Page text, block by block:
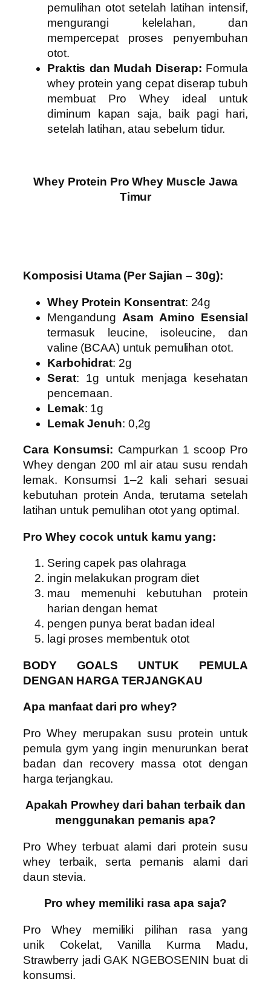
pemulihan otot setelah latihan intensif,
mengurangi kelelahan, dan
mempercepat proses penyembuhan
otot.
Praktis dan Mudah Diserap: Formula
whey protein yang cepat diserap tubuh
membuat Pro Whey ideal untuk
diminum kapan saja, baik pagi hari,
setelah latihan, atau sebelum tidur.
Whey Protein Pro Whey Muscle Jawa
Timur
Komposisi Utama (Per Sajian – 30g):
Whey Protein Konsentrat: 24g
Mengandung Asam Amino Esensial
termasuk leucine, isoleucine, dan
valine (BCAA) untuk pemulihan otot.
Karbohidrat: 2g
Serat: 1g untuk menjaga kesehatan
pencernaan.
Lemak: 1g
Lemak Jenuh: 0,2g
Cara Konsumsi: Campurkan 1 scoop Pro
Whey dengan 200 ml air atau susu rendah
lemak. Konsumsi 1–2 kali sehari sesuai
kebutuhan protein Anda, terutama setelah
latihan untuk pemulihan otot yang optimal.
Pro Whey cocok untuk kamu yang:
Sering capek pas olahraga
ingin melakukan program diet
mau memenuhi kebutuhan protein
harian dengan hemat
pengen punya berat badan ideal
lagi proses membentuk otot
BODY GOALS UNTUK PEMULA
DENGAN HARGA TERJANGKAU
Apa manfaat dari pro whey?
Pro Wheymerupakan susu protein untuk
pemula gym yang ingin menurunkan berat
badan dan recovery massa otot dengan
harga terjangkau.
Apakah Prowhey dari bahan terbaik dan
menggunakan pemanis apa?
Pro Wheyterbuat alami dari protein susu
whey terbaik, serta pemanis alami dari
daun stevia.
Pro whey memiliki rasa apa saja?
Pro Whey memiliki pilihan rasa yang
unik Cokelat, Vanilla Kurma Madu,
Strawberry jadi GAK NGEBOSENIN buat di
konsumsi.